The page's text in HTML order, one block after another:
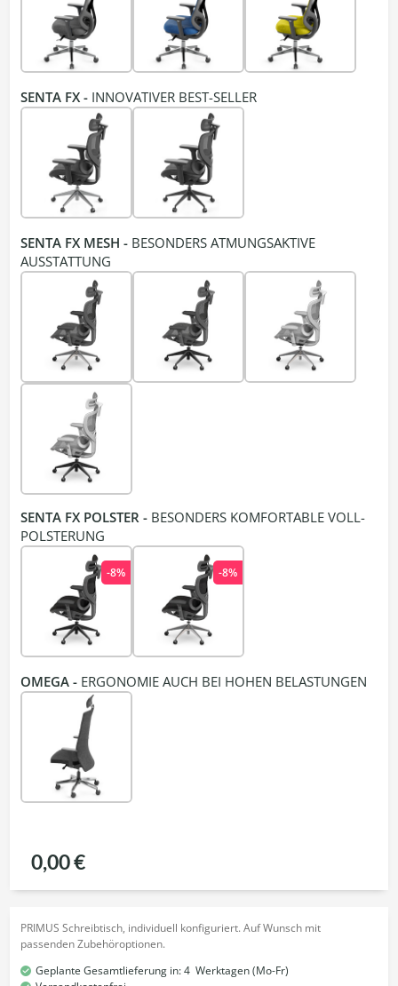
SENTA FX - INNOVATIVER BEST-SELLER
SENTA FX MESH - BESONDERS ATMUNGSAKTIVE
AUSSTATTUNG
SENTA FX POLSTER - BESONDERS KOMFORTABLE VOLL-
POLSTERUNG
-8% -8%
OMEGA - ERGONOMIE AUCH BEI HOHEN BELASTUNGEN
0,00 €
PRIMUS Schreibtisch, individuell konfiguriert. Auf Wunsch mit
passenden Zubehöroptionen.
Geplante Gesamtlieferung in:4 Werktagen (Mo-Fr)